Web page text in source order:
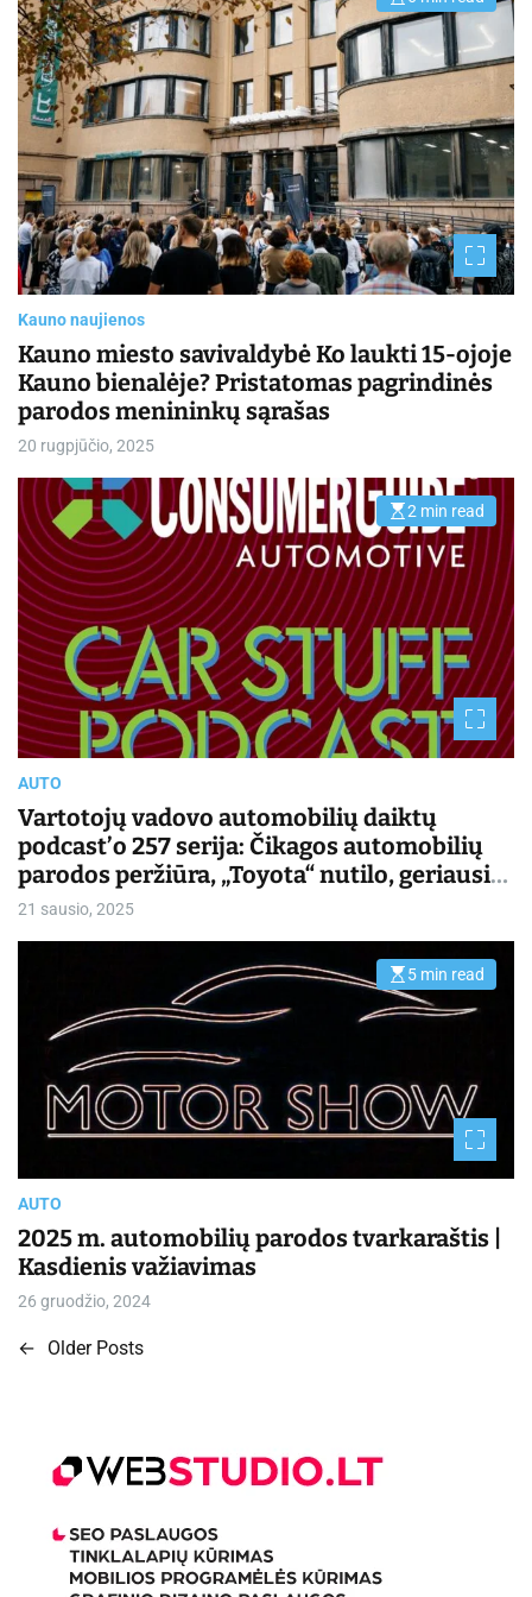
s
i
m
e
d
r
a
d
t
i
m
e
Kauno naujienos
Kauno miesto savivaldybė Ko laukti 15-ojoje
Kauno bienalėje? Pristatomas pagrindinės
parodos menininkų sąrašas
20 rugpjūčio, 2025
E
s
t
i
m
a
e
d
a
d
t
2 min read
AUTO
Vartotojų vadovo automobilių daiktų
podcast’o 257 serija: Čikagos automobilių
parodos peržiūra, „Toyota“ nutilo, geriausiai
parduodami elektromobiliai | Kasdienis
21 sausio, 2025
E
t
e
d
r
d
m
e
5 min read
AUTO
2025 m. automobilių parodos tvarkaraštis |
Kasdienis važiavimas
26 gruodžio, 2024
N
← Older Posts